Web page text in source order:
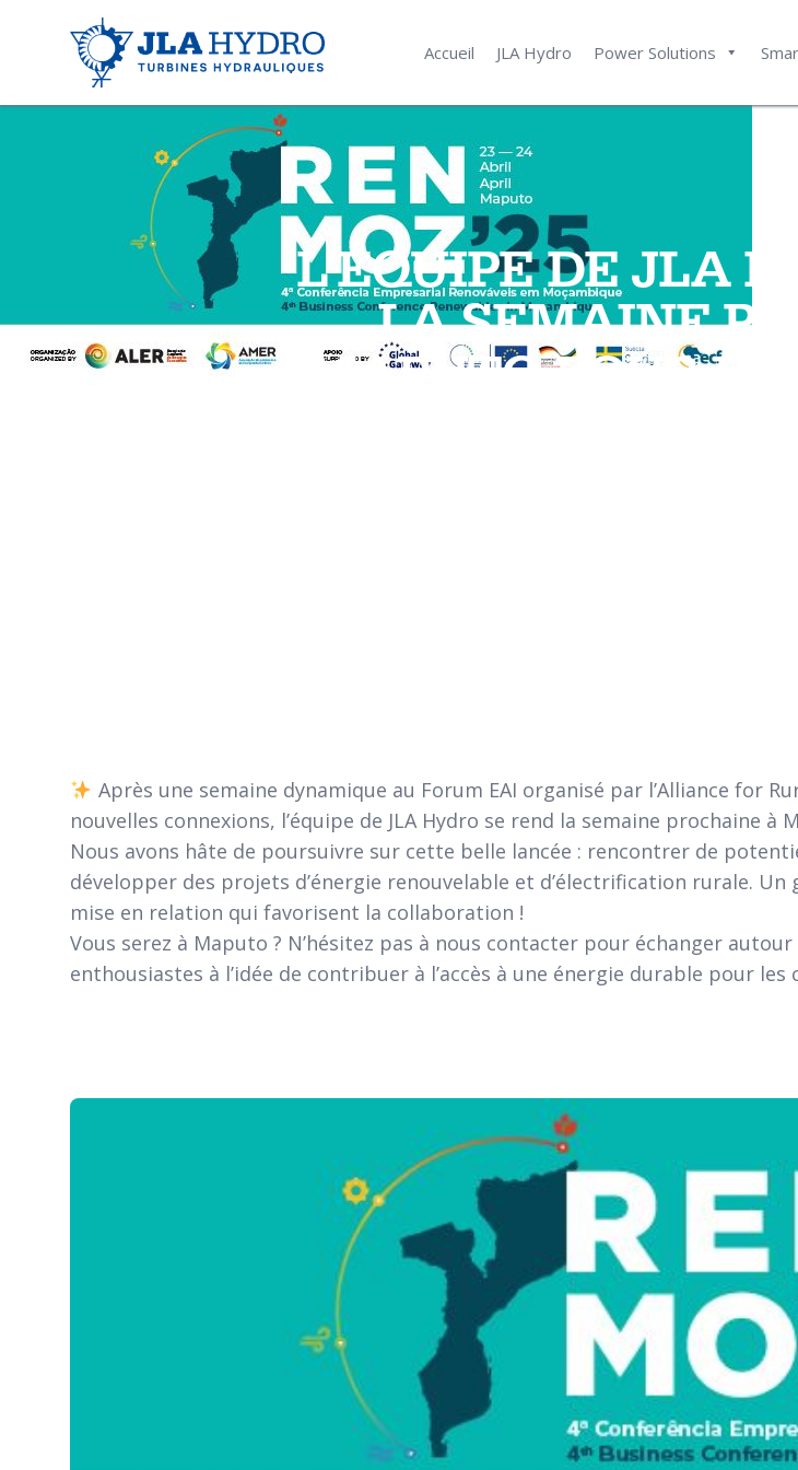
Accueil JLA Hydro Power Solutions
L’ÉQUIPE DE JLA
LA SEMAINE
MAPUTO POUR
Après une semaine dynamique au Forum EAI organisé par l’Alliance for
nouvelles connexions, l’équipe de JLA Hydro se rend la semaine prochaine
Nous avons hâte de poursuivre sur cette belle lancée : rencontrer de
développer des projets d’énergie renouvelable et d’électrification rurale. Un
mise en relation qui favorisent la collaboration !
Vous serez à Maputo ? N’hésitez pas à nous contacter pour échanger
enthousiastes à l’idée de contribuer à l’accès à une énergie durable pour